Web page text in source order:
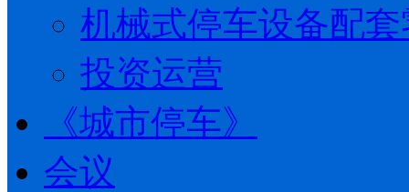
机械式停车设备配
投资运营
《城市停车》
会议